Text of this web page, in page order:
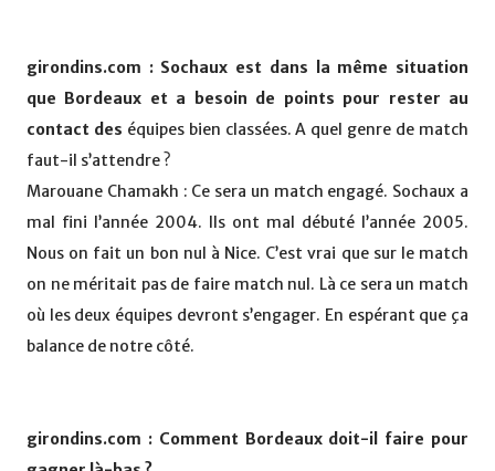
girondins.com : Sochaux est dans la même situation
que Bordeaux et a besoin de points pour rester au
contact des équipes bien classées. A quel genre de match
faut-il s’attendre ?
Marouane Chamakh : Ce sera un match engagé. Sochaux a
mal fini l’année 2004. Ils ont mal débuté l’année 2005.
Nous on fait un bon nul à Nice. C’est vrai que sur le match
on ne méritait pas de faire match nul. Là ce sera un match
où les deux équipes devront s’engager. En espérant que ça
balance de notre côté.
girondins.com : Comment Bordeaux doit-il faire pour